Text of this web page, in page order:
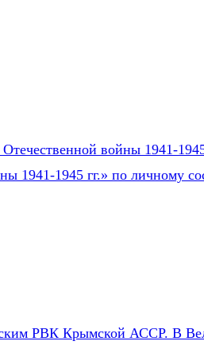
войны 1941-1945
1945 гг.» по личному
РВК Крымской АССР. В